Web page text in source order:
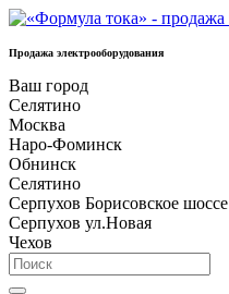
Продажа электрооборудования
Ваш город
Селятино
Москва
Наро-Фоминск
Обнинск
Селятино
Серпухов Борисовское шоссе
Серпухов ул.Новая
Чехов